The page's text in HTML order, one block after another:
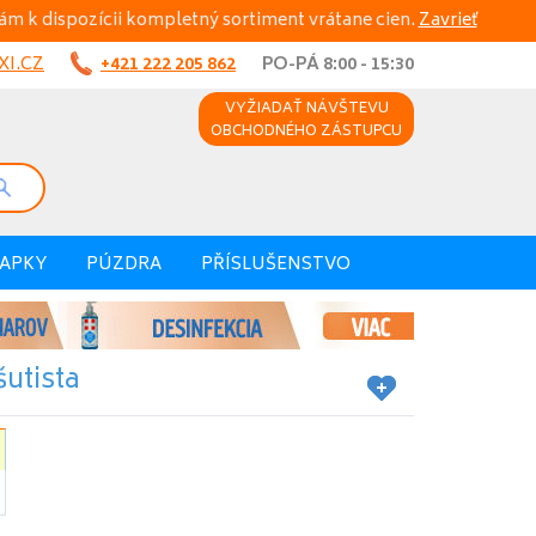
k dispozícii kompletný sortiment vrátane cien.Zavrieť
+421 222 205 862
PO-PÁ 8:00 - 15:30
VYŽIADAŤ NÁVŠTEVU
OBCHODNÉHO ZÁSTUPCU
PÚZDRA PŘÍSLUŠENSTVO